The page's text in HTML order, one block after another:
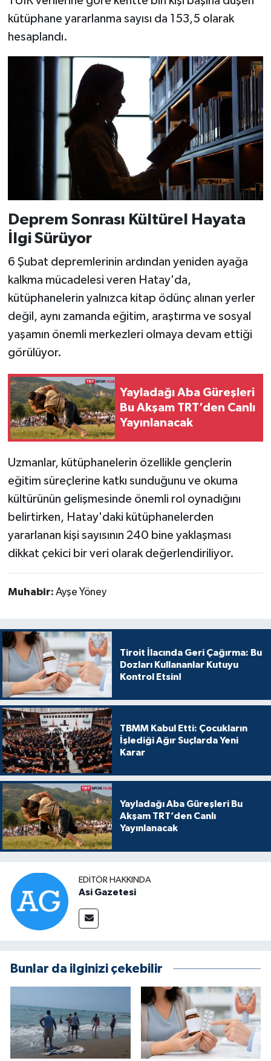
kütüphane yararlanma sayısı da 153,5 olarak
hesaplandı.
Deprem Sonrası Kültürel Hayata
İlgi Sürüyor
6 Şubat depremlerinin ardından yeniden ayağa
kalkma mücadelesi veren Hatay'da,
kütüphanelerin yalnızca kitap ödünç alınan yerler
değil, aynı zamanda eğitim, araştırma ve sosyal
yaşamın önemli merkezleri olmaya devam ettiği
görülüyor.
Yayladağı Aba Güreşleri
Bu Akşam TRT’den Canlı
Yayınlanacak
Uzmanlar, kütüphanelerin özellikle gençlerin
eğitim süreçlerine katkı sunduğunu ve okuma
kültürünün gelişmesinde önemli rol oynadığını
belirtirken, Hatay'daki kütüphanelerden
yararlanan kişi sayısının 240 bine yaklaşması
dikkat çekici bir veri olarak değerlendiriliyor.
Muhabir: Ayşe Yöney
Tiroit İlacında Geri Çağırma: Bu
Dozları Kullananlar Kutuyu
Kontrol Etsin!
TBMM Kabul Etti: Çocukların
İşlediği Ağır Suçlarda Yeni
Karar
Yayladağı Aba Güreşleri Bu
Akşam TRT’den Canlı
Yayınlanacak
EDITÖR HAKKINDA
Asi Gazetesi
Bunlar da ilginizi çekebilir